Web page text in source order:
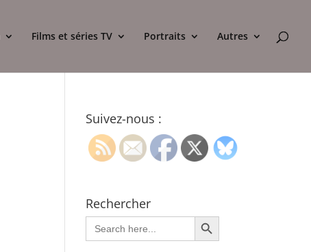
Films et séries TV Portraits Autres
Suivez-nous :
Rechercher
Search
for:
Search Button